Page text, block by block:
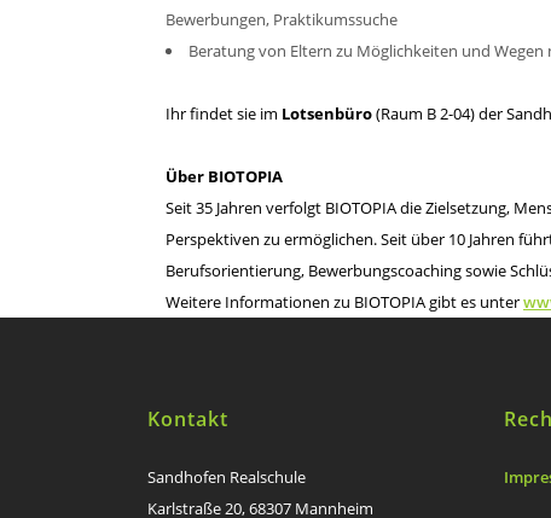
Bewerbungen, Praktikumssuche
Beratung von Eltern zu Möglichkeiten und Wegen
Ihr findet sie im Lotsenbüro(Raum B 2-04) der
Über BIOTOPIA
Seit 35 Jahren verfolgt BIOTOPIA die Zielsetzung,
Perspektiven zu ermöglichen. Seit über 10 Jahren
Berufsorientierung, Bewerbungscoaching sowie
Weitere Informationen zu BIOTOPIA gibt es unter
Kontakt
Sandhofen Realschule
Karlstraße 20, 68307 Mannheim